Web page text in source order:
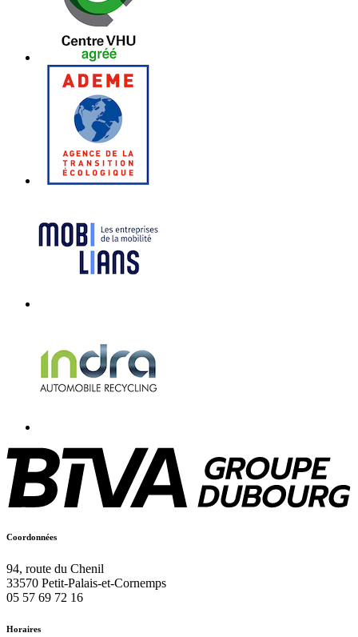
Coordonnées
94, route du Chenil
33570 Petit-Palais-et-Cornemps
05 57 69 72 16
Horaires